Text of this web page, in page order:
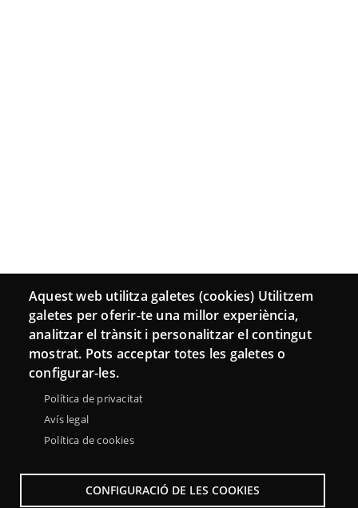
Aquest web utilitza galetes (cookies) Utilitzem
galetes per oferir-te una millor experiència,
analitzar el trànsit i personalitzar el contingut
mostrat. Pots acceptar totes les galetes o
configurar-les.
Política de privacitat
Avís legal
Política de cookies
CONFIGURACIÓ DE LES COOKIES